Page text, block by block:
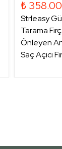
₺ 358.00
Strleasy
Tarama
Önleyen
Saç Açıcı